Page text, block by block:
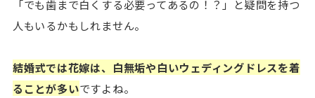
「でも歯まで白くする必要ってあるの！？」と疑問を持つ
人もいるかもしれません。
結婚式では花嫁は、白無垢や白いウェディングドレスを着
ることが多いですよね。